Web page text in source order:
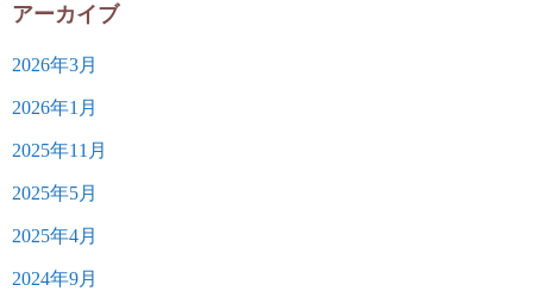
アーカイブ
2026年3月
2026年1月
2025年11月
2025年5月
2025年4月
2024年9月